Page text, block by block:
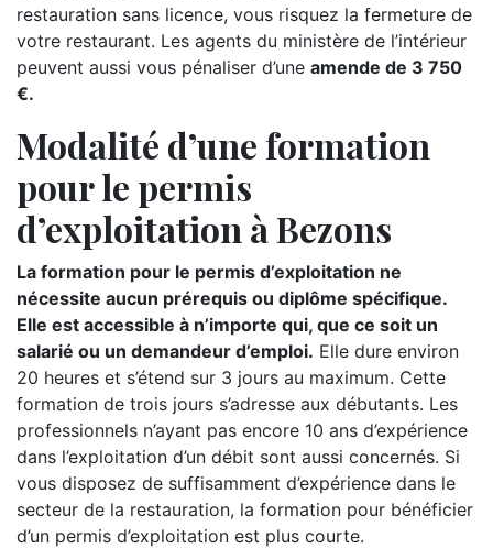
restauration sans licence, vous risquez la fermeture de
votre restaurant. Les agents du ministère de l’intérieur
peuvent aussi vous pénaliser d’une amende de 3 750
€.
Modalité d’une formation
pour le permis
d’exploitation à Bezons
La formation pour le permis d’exploitation ne
nécessite aucun prérequis ou diplôme spécifique.
Elle est accessible à n’importe qui, que ce soit un
salarié ou un demandeur d’emploi. Elle dure environ
20 heures et s’étend sur 3 jours au maximum. Cette
formation de trois jours s’adresse aux débutants. Les
professionnels n’ayant pas encore 10 ans d’expérience
dans l’exploitation d’un débit sont aussi concernés. Si
vous disposez de suffisamment d’expérience dans le
secteur de la restauration, la formation pour bénéficier
d’un permis d’exploitation est plus courte.